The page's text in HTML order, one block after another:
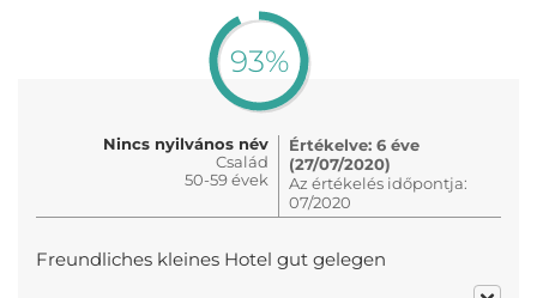
93%
Nincs nyilvános név
Család
50-59 évek
Értékelve: 6 éve
(27/07/2020)
Az értékelés időpontja:
07/2020
Freundliches kleines Hotel gut gelegen